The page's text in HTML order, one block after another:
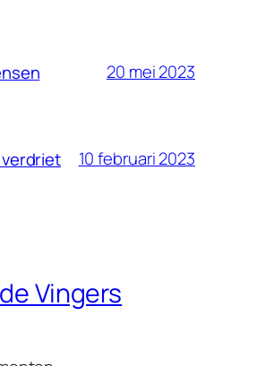
20 mei 2023
10 februari 2023
Vingers